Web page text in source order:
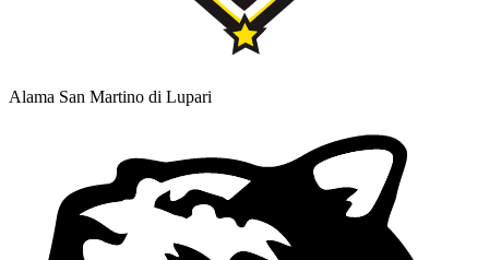
Alama San Martino di Lupari